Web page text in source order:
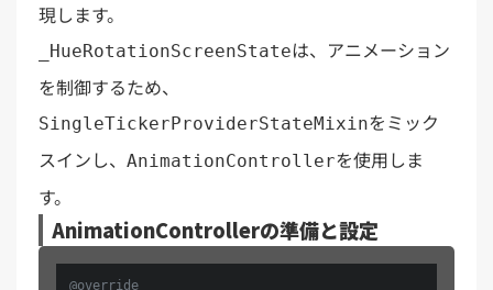
現します。
_HueRotationScreenStateは、アニメーション
を制御するため、
SingleTickerProviderStateMixinをミック
スインし、 AnimationControllerを使用しま
す。
AnimationControllerの準備と設定
@override